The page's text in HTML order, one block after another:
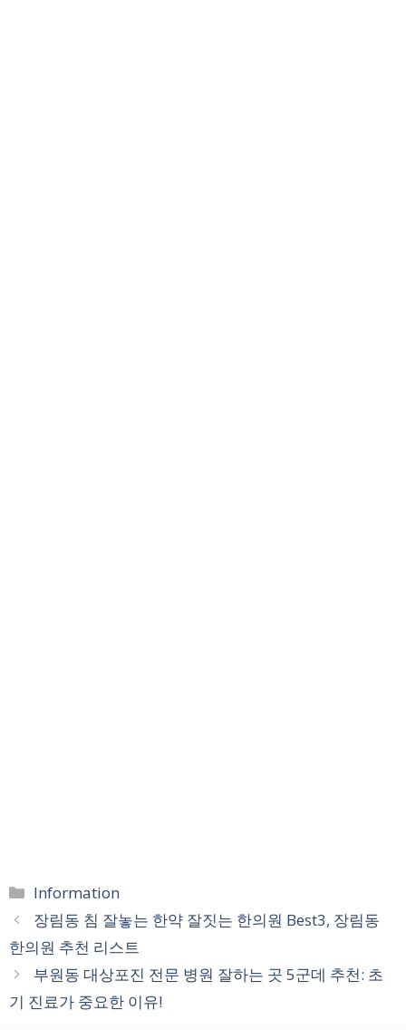
카
테
고
리
Information
장림동 침 잘놓는 한약 잘짓는 한의원 Best3, 장림동
한의원 추천 리스트
부원동 대상포진 전문 병원 잘하는 곳 5군데 추천: 초
기 진료가 중요한 이유!